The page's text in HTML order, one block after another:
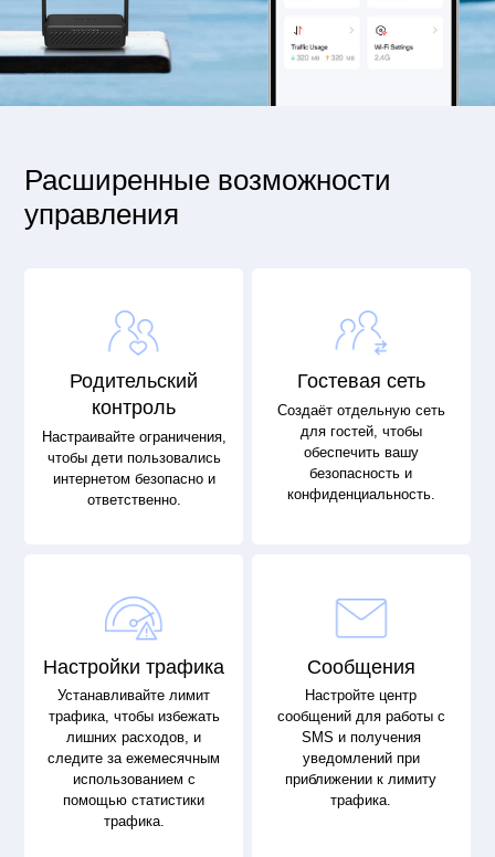
Расширенные возможности
управления
Родительский
контроль
Настраивайте ограничения,
чтобы дети пользовались
интернетом безопасно и
ответственно.
Гостевая сеть
Создаёт отдельную сеть
для гостей, чтобы
обеспечить вашу
безопасность и
конфиденциальность.
Настройки трафика
Устанавливайте лимит
трафика, чтобы избежать
лишних расходов, и
следите за ежемесячным
использованием с
помощью статистики
трафика.
Сообщения
Настройте центр
сообщений для работы с
SMS и получения
уведомлений при
приближении к лимиту
трафика.